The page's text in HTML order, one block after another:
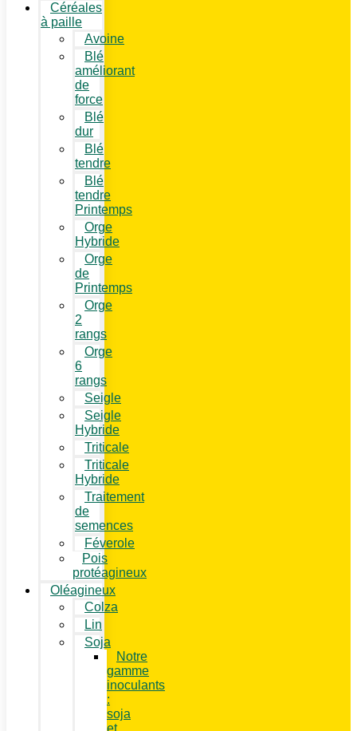
Céréales
à paille
Avoine
Blé
améliorant
de
force
Blé
dur
Blé
tendre
Blé
tendre
Printemps
Orge
Hybride
Orge
de
Printemps
Orge
2
rangs
Orge
6
rangs
Seigle
Seigle
Hybride
Triticale
Triticale
Hybride
Traitement
de
semences
Féverole
Pois
protéagineux
Oléagineux
Colza
Lin
Soja
Notre
gamme
inoculants
:
soja
et